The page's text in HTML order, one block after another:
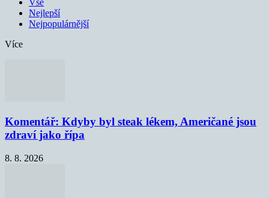
Vše
Nejlepší
Nejpopulárnější
Více
Komentář: Kdyby byl steak lékem, Američané jsou
zdraví jako řípa
8. 8. 2026